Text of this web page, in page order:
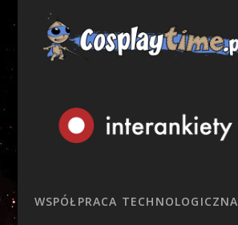
WSPÓŁPRACA TECHNOLOGICZNA